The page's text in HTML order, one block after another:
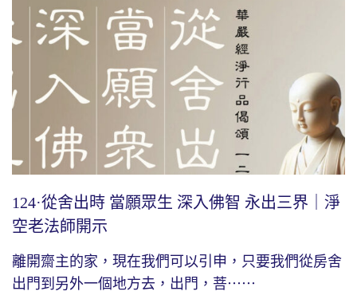
124·從舍出時 當願眾生 深入佛智 永出三界｜淨
空老法師開示
離開齋主的家，現在我們可以引申，只要我們從房舍
出門到另外一個地方去，出門，菩⋯⋯